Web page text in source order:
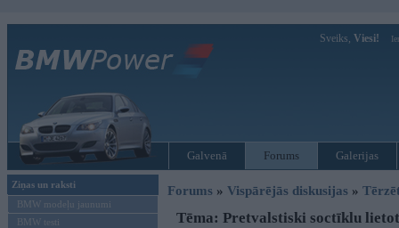
Sveiks, Viesi!
Galvenā Forums Galerijas
Ziņas un raksti
BMW modeļu jaunumi
BMW testi
Forums » Vispārējās diskusijas »
Tēma: Pretvalstiski soctīklu